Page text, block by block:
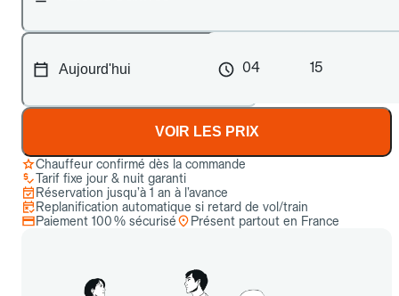
04 15
VOIR LES PRIX
Chauffeur confirmé dès la commande
Tarif fixe jour & nuit garanti
Réservation jusqu’à 1 an à l’avance
Replanification automatique si retard de vol/train
Paiement 100 % sécurisé
Présent partout en France